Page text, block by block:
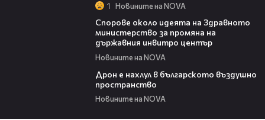
1 Новините на NOVA
Спорове около идеята на Здравното
министерство за промяна на
държавния инвитро център
Новините на NOVA
Дрон е нахлул в българското въздушно
пространство
Новините на NOVA